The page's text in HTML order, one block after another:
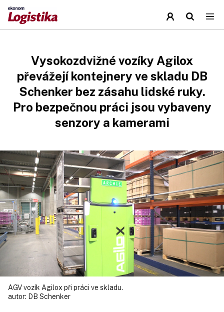
Vysokozdvižné vozíky Agilox
převážejí kontejnery ve skladu DB
Schenker bez zásahu lidské ruky.
Pro bezpečnou práci jsou vybaveny
senzory a kamerami
AGV vozík Agilox při práci ve skladu.
autor: DB Schenker